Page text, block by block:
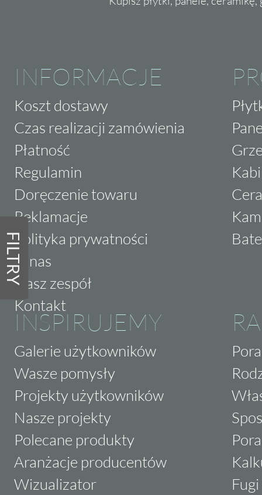
FILTRY
INFORMACJE
Koszt dostawy
Czas realizacji zamówienia
Płatność
Regulamin
Doręczenie towaru
Reklamacje
Polityka prywatności
O nas
Nasz zespół
Kontakt
INSPIRUJEMY
Galerie użytkowników
Wasze pomysły
Projekty użytkowników
Nasze projekty
Polecane produkty
Aranżacje producentów
Wizualizator